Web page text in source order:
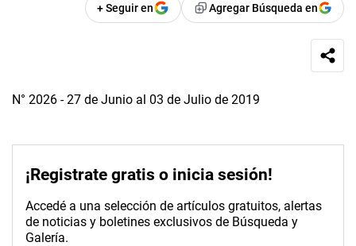
+ Seguir en Agregar Búsqueda en
N° 2026 - 27 de Junio al 03 de Julio de 2019
¡Registrate gratis o inicia sesión!
Accedé a una selección de artículos gratuitos, alertas
de noticias y boletines exclusivos de Búsqueda y
Galería.